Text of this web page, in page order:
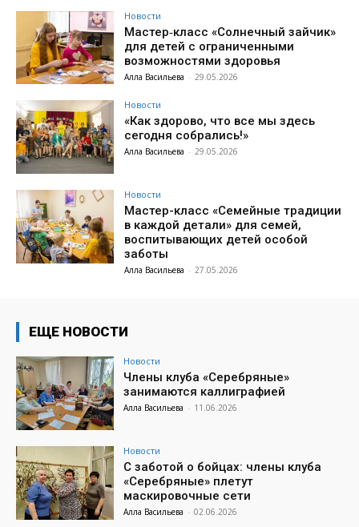
Новости
Мастер‑класс «Солнечный зайчик»
для детей с ограниченными
возможностями здоровья
Алла Васильева - 29.05.2026
Новости
«Как здорово, что все мы здесь
сегодня собрались!»
Алла Васильева - 29.05.2026
Новости
Мастер-класс «Семейные традиции
в каждой детали» для семей,
воспитывающих детей особой
заботы
Алла Васильева - 27.05.2026
ЕЩЕ НОВОСТИ
Новости
Члены клуба «Серебряные»
занимаются каллиграфией
Алла Васильева - 11.06.2026
Новости
С заботой о бойцах: члены клуба
«Серебряные» плетут
маскировочные сети
Алла Васильева - 02.06.2026